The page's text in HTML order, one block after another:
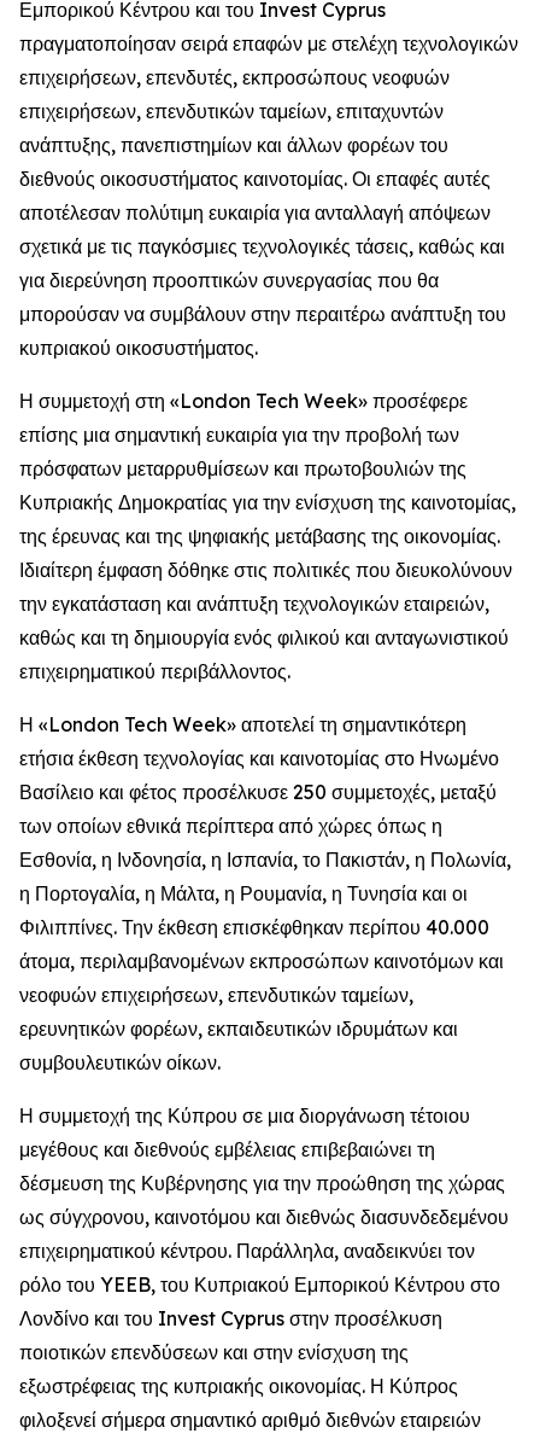
Εμπορικού Κέντρου και του Invest Cyprus
πραγματοποίησαν σειρά επαφών με στελέχη τεχνολογικών
επιχειρήσεων, επενδυτές, εκπροσώπους νεοφυών
επιχειρήσεων, επενδυτικών ταμείων, επιταχυντών
ανάπτυξης, πανεπιστημίων και άλλων φορέων του
διεθνούς οικοσυστήματος καινοτομίας. Οι επαφές αυτές
αποτέλεσαν πολύτιμη ευκαιρία για ανταλλαγή απόψεων
σχετικά με τις παγκόσμιες τεχνολογικές τάσεις, καθώς και
για διερεύνηση προοπτικών συνεργασίας που θα
μπορούσαν να συμβάλουν στην περαιτέρω ανάπτυξη του
κυπριακού οικοσυστήματος.
Η συμμετοχή στη «London Tech Week» προσέφερε
επίσης μια σημαντική ευκαιρία για την προβολή των
πρόσφατων μεταρρυθμίσεων και πρωτοβουλιών της
Κυπριακής Δημοκρατίας για την ενίσχυση της καινοτομίας,
της έρευνας και της ψηφιακής μετάβασης της οικονομίας.
Ιδιαίτερη έμφαση δόθηκε στις πολιτικές που διευκολύνουν
την εγκατάσταση και ανάπτυξη τεχνολογικών εταιρειών,
καθώς και τη δημιουργία ενός φιλικού και ανταγωνιστικού
επιχειρηματικού περιβάλλοντος.
Η «London Tech Week» αποτελεί τη σημαντικότερη
ετήσια έκθεση τεχνολογίας και καινοτομίας στο Ηνωμένο
Βασίλειο και φέτος προσέλκυσε 250 συμμετοχές, μεταξύ
των οποίων εθνικά περίπτερα από χώρες όπως η
Εσθονία, η Ινδονησία, η Ισπανία, το Πακιστάν, η Πολωνία,
η Πορτογαλία, η Μάλτα, η Ρουμανία, η Τυνησία και οι
Φιλιππίνες. Την έκθεση επισκέφθηκαν περίπου 40.000
άτομα, περιλαμβανομένων εκπροσώπων καινοτόμων και
νεοφυών επιχειρήσεων, επενδυτικών ταμείων,
ερευνητικών φορέων, εκπαιδευτικών ιδρυμάτων και
συμβουλευτικών οίκων.
Η συμμετοχή της Κύπρου σε μια διοργάνωση τέτοιου
μεγέθους και διεθνούς εμβέλειας επιβεβαιώνει τη
δέσμευση της Κυβέρνησης για την προώθηση της χώρας
ως σύγχρονου, καινοτόμου και διεθνώς διασυνδεδεμένου
επιχειρηματικού κέντρου. Παράλληλα, αναδεικνύει τον
ρόλο του YEEB, του Κυπριακού Εμπορικού Κέντρου στο
Λονδίνο και του Invest Cyprus στην προσέλκυση
ποιοτικών επενδύσεων και στην ενίσχυση της
εξωστρέφειας της κυπριακής οικονομίας. Η Κύπρος
φιλοξενεί σήμερα σημαντικό αριθμό διεθνών εταιρειών